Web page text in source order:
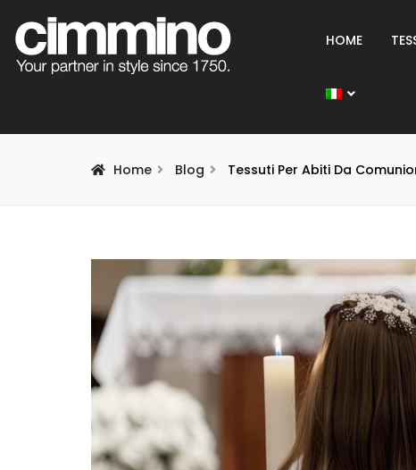
HOME
Home Blog Tessuti Per Abiti Da